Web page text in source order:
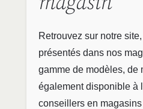
Retrouvez sur notre
présentés dans nos
gamme de modèles, de
également disponible à
conseillers en